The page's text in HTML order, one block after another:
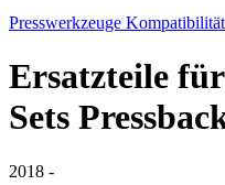
Presswerkzeuge
Ersatzteile
Sets
2018 -